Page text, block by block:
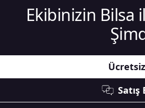
Ekibinizin Bilsa